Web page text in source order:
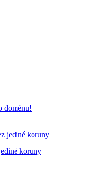
doménu!
koruny